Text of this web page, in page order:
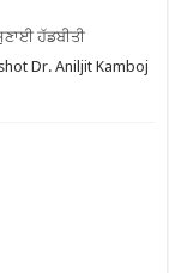
ਹੱਡਬੀਤੀ
Dr. Aniljit Kamboj